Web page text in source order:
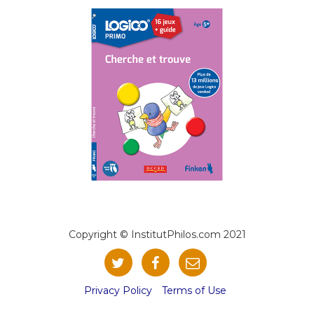
Copyright © InstitutPhilos.com 2021
Privacy Policy Terms of Use